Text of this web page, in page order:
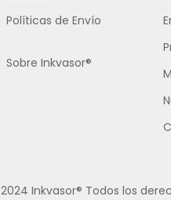
Políticas de Envío
Sobre Inkvasor®
2024 Inkvasor® Todos los